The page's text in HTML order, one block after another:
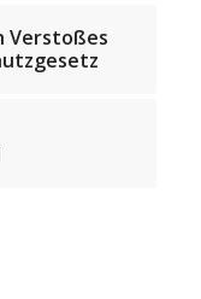
Verstoßes